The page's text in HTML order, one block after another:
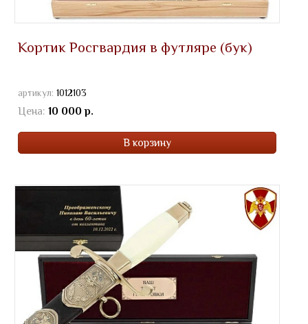
Кортик Росгвардия в футляре (бук)
артикул: 1012103
Цена: 10 000 р.
В корзину